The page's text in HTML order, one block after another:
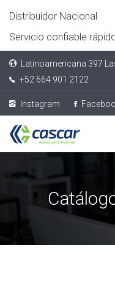
Distribuidor Nacional
Servicio confiable
Latinoamericana 397
+52 664 901 2122
Instagram